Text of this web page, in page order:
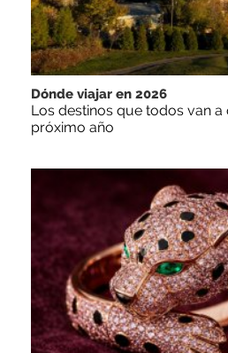
Dónde viajar en 2026
Los destinos que todos van a
próximo año